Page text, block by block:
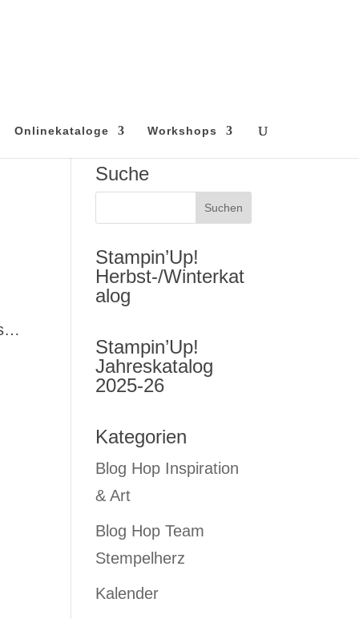
Onlinekataloge Workshops
Suche
Stampin’Up!
Herbst-/Winterkat
alog
Stampin’Up!
Jahreskatalog
2025-26
Kategorien
Blog Hop Inspiration
& Art
Blog Hop Team
Stempelherz
Kalender